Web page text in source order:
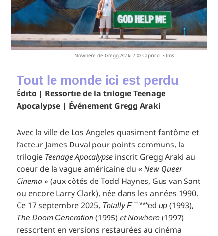
Nowhere de Gregg Araki / © Capricci Films
Tout le monde ici est perdu
Édito | Ressortie de la trilogie Teenage
Apocalypse | Événement Gregg Araki
Avec la ville de Los Angeles quasiment fantôme et
l’acteur James Duval pour points communs, la
trilogie Teenage Apocalypse inscrit Gregg Araki au
coeur de la vague américaine du «New Queer
Cinema» (aux côtés de Todd Haynes, Gus van Sant
ou encore Larry Clark), née dans les années 1990.
Ce 17 septembre 2025, Totally F¨¨¨***ed up(1993),
The Doom Generation(1995)etNowhere(1997)
ressortent en versions restaurées au cinéma